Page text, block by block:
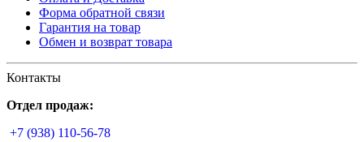
Форма обратной связи
Гарантия на товар
Обмен и возврат товара
Контакты
Отдел продаж:
+7 (938) 110-56-78